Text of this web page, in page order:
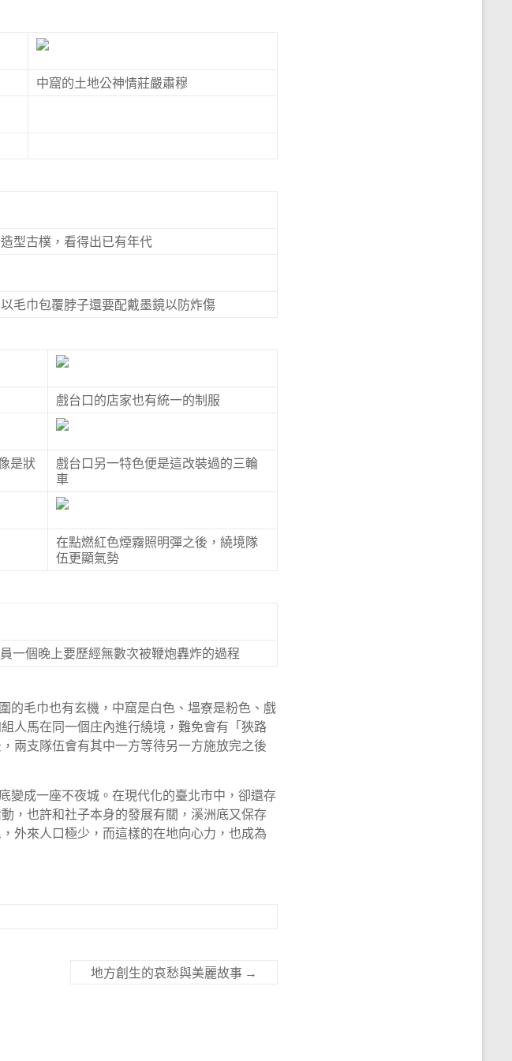
中窟的土地公神情莊嚴肅穆
型古樸，看得出已有年代
毛巾包覆脖子還要配戴墨鏡以防炸傷
戲台口的店家也有統一的制服
是狀
戲台口另一特色便是這改裝過的三輪
車
在點燃紅色煙霧照明彈之後，繞境隊
伍更顯氣勢
一個晚上要歷經無數次被鞭炮轟炸的過程
的毛巾也有玄機，中窟是白色、塭寮是粉色、戲
人馬在同一個庄內進行繞境，難免會有「狹路
兩支隊伍會有其中一方等待另一方施放完之後
變成一座不夜城。在現代化的臺北市中，卻還存
，也許和社子本身的發展有關，溪洲底又保存
外來人口極少，而這樣的在地向心力，也成為
地方創生的哀愁與美麗故事 →